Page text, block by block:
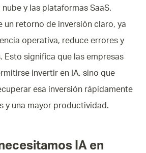
y las plataformas SaaS.
un retorno de inversión claro, ya
operativa, reduce errores y
Esto significa que las empresas
invertir en IA, sino que
esa inversión rápidamente
y una mayor productividad.
IA en